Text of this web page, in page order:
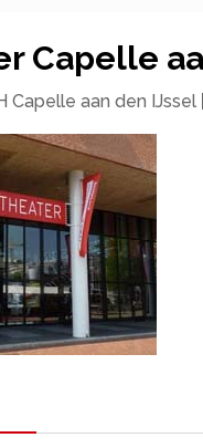
Capelle
Capelle aan den IJssel